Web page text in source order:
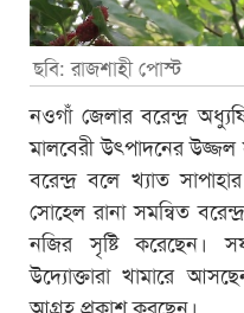
ছবি: রাজশাহী পোস্ট
নওগাঁ জেলার বরেন্দ্র
মালবেরী উৎপাদনের উজ্জল
বরেন্দ্র বলে খ্যাত
সোহেল রানা সমন্বিত
নজির সৃষ্টি করেছেন।
উদ্যোক্তারা খামারে
আগ্রহ প্রকাশ করছেন।